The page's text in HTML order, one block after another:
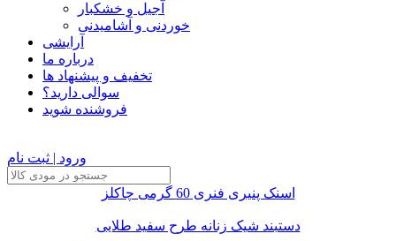
آجیل و خشکبار
خوردنی و آشامیدنی
آرایشی
درباره ما
تخفیف و پیشنهاد ها
سوالی دارید؟
فروشنده شوید
ورود | ثبت نام
اسنک پنیری فنری 60 گرمی چاکلز
دستبند شیک زنانه طرح سفید طلایی